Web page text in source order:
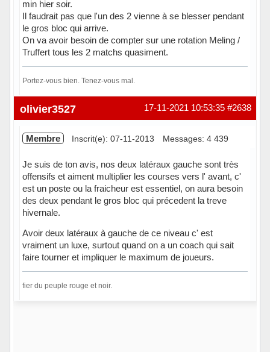
min hier soir.
Il faudrait pas que l'un des 2 vienne à se blesser pendant
le gros bloc qui arrive.
On va avoir besoin de compter sur une rotation Meling /
Truffert tous les 2 matchs quasiment.
Portez-vous bien. Tenez-vous mal.
Hors ligne #2638
17-11-2021 10:53:35
olivier3527
Membre Inscrit(e): 07-11-2013 Messages: 4 439
Je suis de ton avis, nos deux latéraux gauche sont très
offensifs et aiment multiplier les courses vers l' avant, c'
est un poste ou la fraicheur est essentiel, on aura besoin
des deux pendant le gros bloc qui précedent la treve
hivernale.
Avoir deux latéraux à gauche de ce niveau c' est
vraiment un luxe, surtout quand on a un coach qui sait
faire tourner et impliquer le maximum de joueurs.
fier du peuple rouge et noir.